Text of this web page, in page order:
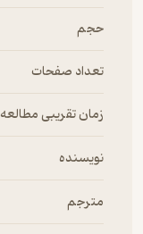
حجم
تعداد صفحات
زمان تقریبی مطالعه
نویسنده
مترجم